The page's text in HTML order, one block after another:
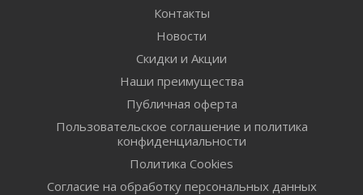
Контакты
Новости
Скидки и Акции
Наши преимущества
Публичная оферта
Пользовательское соглашение и политика
конфиденциальности
Политика Cookies
Согласие на обработку персональных данных